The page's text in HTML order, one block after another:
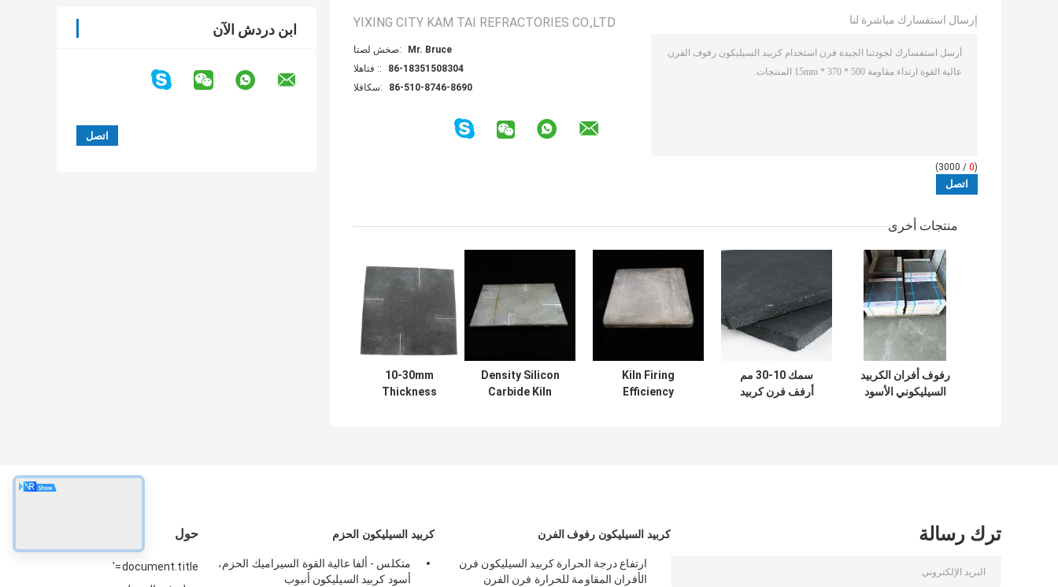
ابن دردش الآن YIXING CITY KAM TAI REFRACTORIES CO.,LTD
اتصل شخص:
Mr. Bruce
الهاتف ::
86-18351508304
الفاكس:
86-510-8746-8690
إرسال استفسارك مباشرة لنا
(
0
/ 3000)
منتجات أخرى
رفوف أفران الكربيد
السيليكوني الأسود
سمك 10-30 مم
أرفف فرن كربيد
Kiln Firing
Efficiency
Density Silicon
Carbide Kiln
10-30mm
Thickness
حول
document.title='
كربيد السيليكون الحزم
متكلس - ألفا عالية القوة السيراميك الحزم،
أسود كربيد السيليكون أنبوب
كربيد السيليكون رفوف الفرن
ارتفاع درجة الحرارة كربيد السيليكون فرن
الأفران المقاومة للحرارة فرن الفرن
ترك رسالة